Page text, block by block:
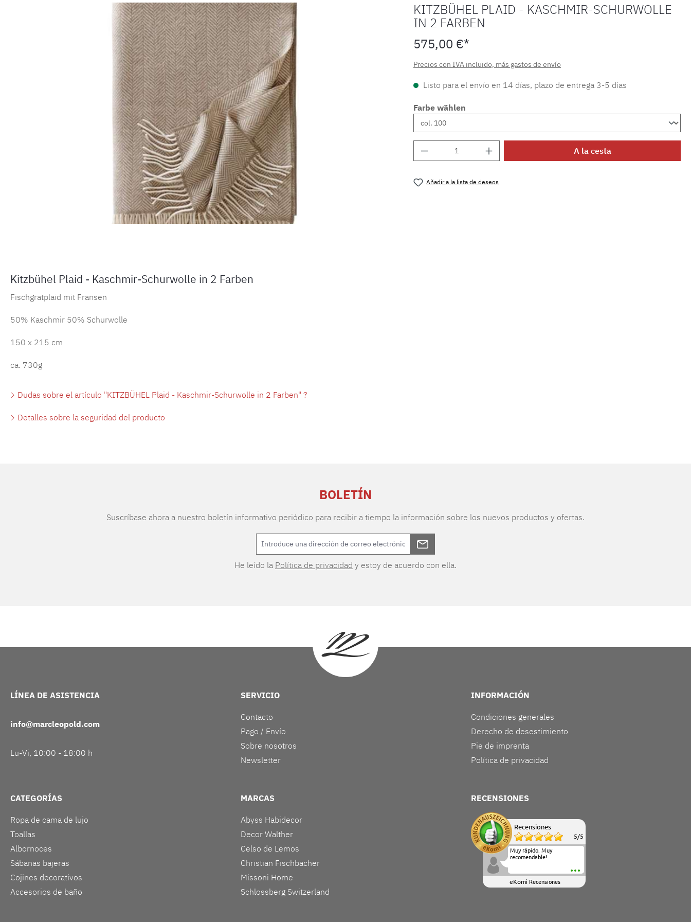
KITZBÜHEL PLAID - KASCHMIR-SCHURWOLLE
IN 2 FARBEN
575,00 €*
Precios con IVA incluido, más gastos de envío
Listo para el envío en 14 días, plazo de entrega 3-5 días
Farbe wählen
Cantidad del producto: introduce la cantidad
A la cesta
Añadir a la lista de deseos
Kitzbühel Plaid - Kaschmir-Schurwolle in 2 Farben
Fischgratplaid mit Fransen
50% Kaschmir 50% Schurwolle
150 x 215 cm
ca. 730g
Dudas sobre el artículo "KITZBÜHEL Plaid - Kaschmir-Schurwolle in 2 Farben" ?
Detalles sobre la seguridad del producto
BOLETÍN
Suscríbase ahora a nuestro boletín informativo periódico para recibir a tiempo la información sobre los nuevos productos y ofertas.
He leído la Política de privacidad y estoy de acuerdo con ella.
LÍNEA DE ASISTENCIA
info@marcleopold.com
Lu-Vi, 10:00 - 18:00 h
SERVICIO
Contacto
Pago / Envío
Sobre nosotros
Newsletter
INFORMACIÓN
Condiciones generales
Derecho de desestimiento
Pie de imprenta
Política de privacidad
CATEGORÍAS
Ropa de cama de lujo
Toallas
Albornoces
Sábanas bajeras
Cojines decorativos
Accesorios de baño
MARCAS
Abyss Habidecor
Decor Walther
Celso de Lemos
Christian Fischbacher
Missoni Home
Schlossberg Switzerland
RECENSIONES
Recensiones
5/5
Muy rápido. Muy
recomendable!
eKomi Recensiones